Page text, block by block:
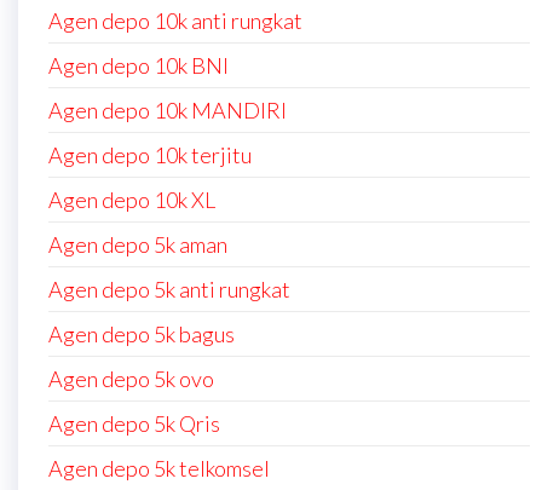
Agen depo 10k anti rungkat
Agen depo 10k BNI
Agen depo 10k MANDIRI
Agen depo 10k terjitu
Agen depo 10k XL
Agen depo 5k aman
Agen depo 5k anti rungkat
Agen depo 5k bagus
Agen depo 5k ovo
Agen depo 5k Qris
Agen depo 5k telkomsel